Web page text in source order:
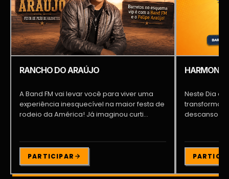
RANCHO DO ARAÚJO
A Band FM vai levar você para viver uma
experiência inesquecível na maior festa de
rodeio da América! Já imaginou curti...
PARTICIPAR
Neste Dia
transformar
descanso